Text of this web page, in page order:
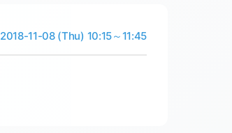
2018-11-08 (Thu) 10:15～11:45